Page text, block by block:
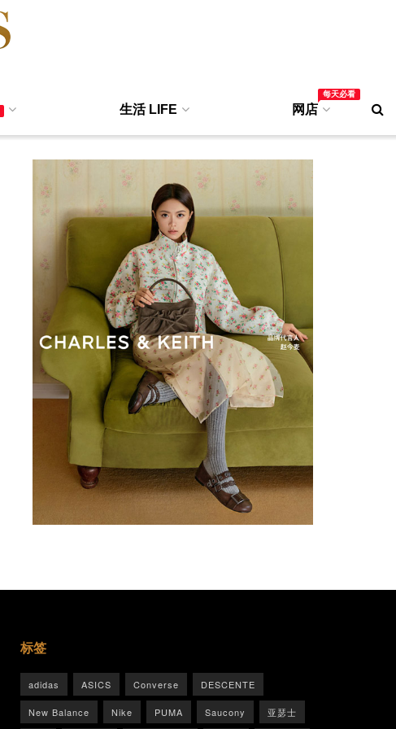
生活 LIFE 网店
每天必看
标签
adidas ASICS Converse DESCENTE
New Balance Nike PUMA Saucony 亚瑟士